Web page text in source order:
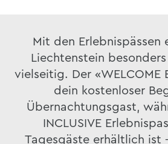
Mit den Erlebnispässen
Liechtenstein
vielseitig. Der «WELCOME
dein kostenloser
Übernachtungsgast,
INCLUSIVE
Tagesgäste erhältlich ist